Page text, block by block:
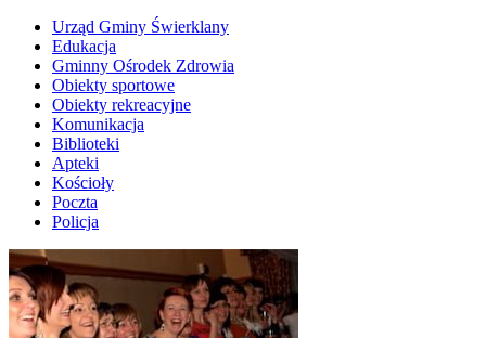
Urząd Gminy Świerklany
Edukacja
Gminny Ośrodek Zdrowia
Obiekty sportowe
Obiekty rekreacyjne
Komunikacja
Biblioteki
Apteki
Kościoły
Poczta
Policja